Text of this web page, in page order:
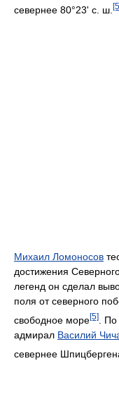
севернее 80°23' с. ш.
Михаил Ломоносов
достижения
легенд он сделал
поля от северного
свободное море[5] .
адмирал Василий
севернее